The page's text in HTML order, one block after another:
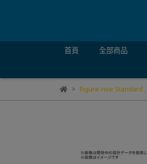
首頁 全部商品
Figure-rise Standard ,